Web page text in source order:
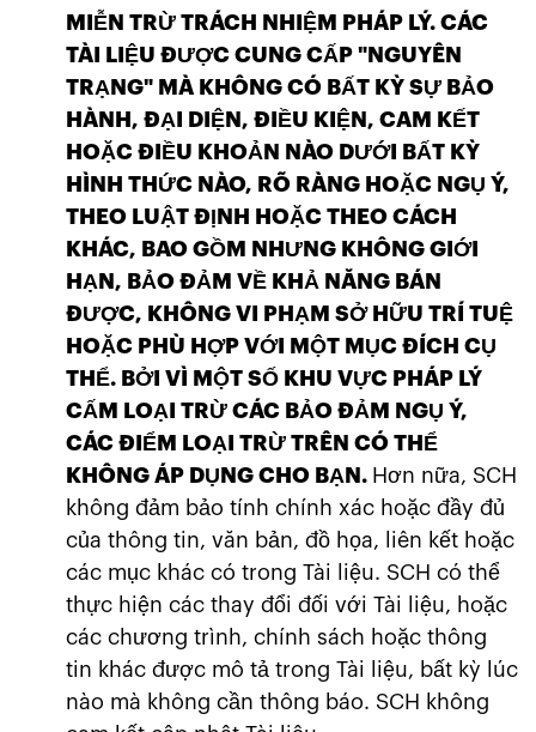
MIỄN TRỪ TRÁCH NHIỆM PHÁP LÝ. CÁC
TÀI LIỆU ĐƯỢC CUNG CẤP "NGUYÊN
TRẠNG" MÀ KHÔNG CÓ BẤT KỲ SỰ BẢO
HÀNH, ĐẠI DIỆN, ĐIỀU KIỆN, CAM KẾT
HOẶC ĐIỀU KHOẢN NÀO DƯỚI BẤT KỲ
HÌNH THỨC NÀO, RÕ RÀNG HOẶC NGỤ Ý,
THEO LUẬT ĐỊNH HOẶC THEO CÁCH
KHÁC, BAO GỒM NHƯNG KHÔNG GIỚI
HẠN, BẢO ĐẢM VỀ KHẢ NĂNG BÁN
ĐƯỢC, KHÔNG VI PHẠM SỞ HỮU TRÍ TUỆ
HOẶC PHÙ HỢP VỚI MỘT MỤC ĐÍCH CỤ
THỂ. BỞI VÌ MỘT SỐ KHU VỰC PHÁP LÝ
CẤM LOẠI TRỪ CÁC BẢO ĐẢM NGỤ Ý,
CÁC ĐIỂM LOẠI TRỪ TRÊN CÓ THỂ
KHÔNG ÁP DỤNG CHO BẠN. Hơn nữa, SCH
không đảm bảo tính chính xác hoặc đầy đủ
của thông tin, văn bản, đồ họa, liên kết hoặc
các mục khác có trong Tài liệu. SCH có thể
thực hiện các thay đổi đối với Tài liệu, hoặc
các chương trình, chính sách hoặc thông
tin khác được mô tả trong Tài liệu, bất kỳ lúc
nào mà không cần thông báo. SCH không